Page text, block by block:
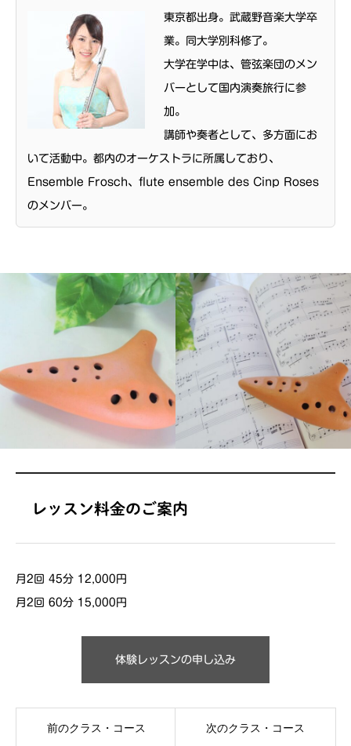
東京都出身。武蔵野音楽大学卒
業。同大学別科修了。
大学在学中は、管弦楽団のメン
バーとして国内演奏旅行に参
加。
講師や奏者として、多方面にお
いて活動中。都内のオーケストラに所属しており、
Ensemble Frosch、flute ensemble des Cinp Roses
のメンバー。
レッスン料金のご案内
月2回 45分 12,000円
月2回 60分 15,000円
体験レッスンの申し込み
前のクラス・コース 次のクラス・コース